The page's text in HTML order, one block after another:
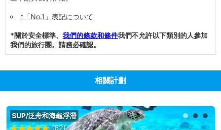
*「No.1」表記について
*關於安全標準、 我們的條款和條件我們不允許以下類別的人參加
我們的旅行團。請務必確認。
相關計劃
SUP/泛舟和海龜浮潛
(62)